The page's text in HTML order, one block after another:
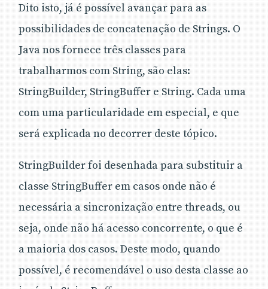
Dito isto, já é possível avançar para as
possibilidades de concatenação de Strings. O
Java nos fornece três classes para
trabalharmos com String, são elas:
StringBuilder, StringBuffer e String. Cada uma
com uma particularidade em especial, e que
será explicada no decorrer deste tópico.
StringBuilder foi desenhada para substituir a
classe StringBuffer em casos onde não é
necessária a sincronização entre threads, ou
seja, onde não há acesso concorrente, o que é
a maioria dos casos. Deste modo, quando
possível, é recomendável o uso desta classe ao